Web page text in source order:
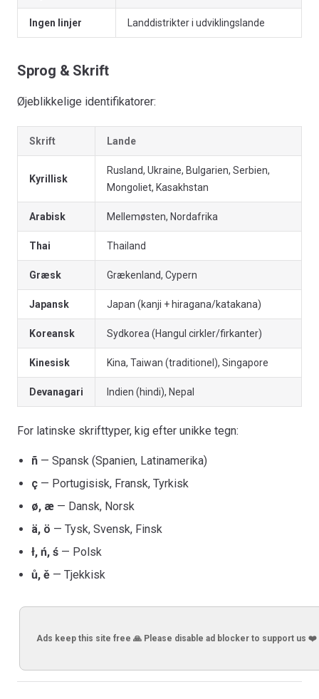
Ingen linjer Landdistrikter i udviklingslande
Sprog & Skrift
Øjeblikkelige identifikatorer:
Skrift Lande
Kyrillisk
Rusland, Ukraine, Bulgarien, Serbien,
Mongoliet, Kasakhstan
Arabisk Mellemøsten, Nordafrika
Thai Thailand
Græsk Grækenland, Cypern
Japansk Japan (kanji + hiragana/katakana)
Koreansk Sydkorea (Hangul cirkler/firkanter)
Kinesisk Kina, Taiwan (traditionel), Singapore
Devanagari Indien (hindi), Nepal
For latinske skrifttyper, kig efter unikke tegn:
ñ — Spansk (Spanien, Latinamerika)
ç — Portugisisk, Fransk, Tyrkisk
ø, æ — Dansk, Norsk
ä, ö — Tysk, Svensk, Finsk
ł, ń, ś — Polsk
ů, ě — Tjekkisk
Ads keep this site free 🙏 Please disable ad blocker to support us ❤️